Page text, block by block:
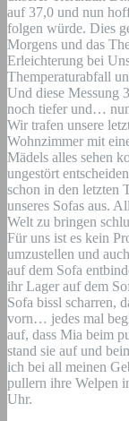
auf 37,0 und nun
folgen würde. Dies
Morgens und das
Erleichterung bei
Themperaturabfall
Und diese Messung
noch tiefer und…
Wir trafen unsere
Wohnzimmer mit
Mädels alles sehen
ungestört
schon in den letzten
unseres Sofas aus.
Welt zu bringen
Für uns ist es kein
umzustellen und
auf dem Sofa
ihr Lager auf dem
Sofa bissl scharren,
vorn… jedes mal
auf, dass Mia beim
stand sie auf und
ich bei all meinen
pullern ihre Welpen
Uhr.